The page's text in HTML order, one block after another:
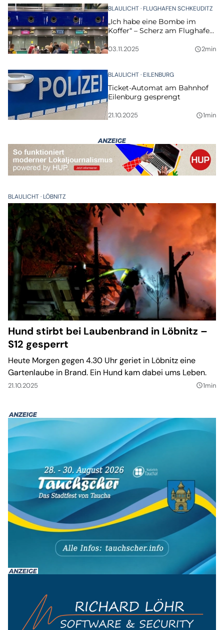
BLAULICHT FLUGHAFEN SCHKEUDITZ
„Ich habe eine Bombe im
Koffer“ – Scherz am Flughafen
03.11.2025 query_builder2min
BLAULICHT EILENBURG
Ticket-Automat am Bahnhof
Eilenburg gesprengt
21.10.2025 query_builder1min
BLAULICHT LÖBNITZ
Hund stirbt bei Laubenbrand in Löbnitz –
S12 gesperrt
Heute Morgen gegen 4.30 Uhr geriet in Löbnitz eine
Gartenlaube in Brand. Ein Hund kam dabei ums Leben.
21.10.2025 query_builder1min